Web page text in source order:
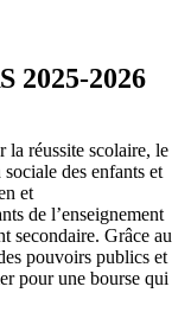
2025-2026
la réussite scolaire, le
des enfants et
et
de l’enseignement
secondaire. Grâce au
pouvoirs publics et
pour une bourse qui